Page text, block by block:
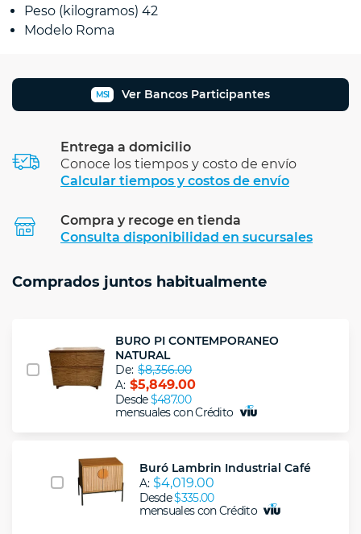
Peso (kilogramos) 42
Modelo Roma
MSI Ver Bancos Participantes
Entrega a domicilio
Conoce los tiempos y costo de envío
Calcular tiempos y costos de envío
Compra y recoge en tienda
Consulta disponibilidad en sucursales
Comprados juntos habitualmente
BURO PI CONTEMPORANEO
NATURAL
De: $8,356.00
A: $5,849.00
Desde$487.00
mensuales con Crédito
Buró Lambrin Industrial Café
A: $4,019.00
Desde$335.00
mensuales con Crédito